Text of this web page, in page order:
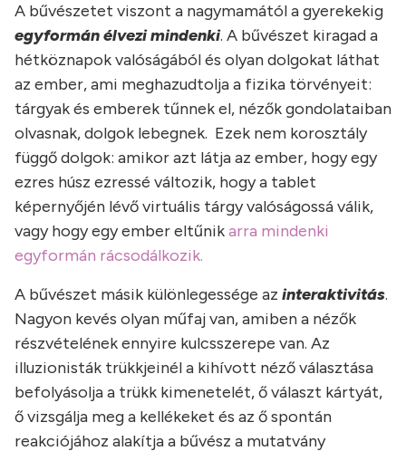
A bűvészetet viszont a nagymamától a gyerekekig
egyformán élvezi mindenki. A bűvészet kiragad a
hétköznapok valóságából és olyan dolgokat láthat
az ember, ami meghazudtolja a fizika törvényeit:
tárgyak és emberek tűnnek el, nézők gondolataiban
olvasnak, dolgok lebegnek. Ezek nem korosztály
függő dolgok: amikor azt látja az ember, hogy egy
ezres húsz ezressé változik, hogy a tablet
képernyőjén lévő virtuális tárgy valóságossá válik,
vagy hogy egy ember eltűnikarra mindenki
egyformán rácsodálkozik.
A bűvészet másik különlegessége az interaktivitás.
Nagyon kevés olyan műfaj van, amiben a nézők
részvételének ennyire kulcsszerepe van. Az
illuzionisták trükkjeinél a kihívott néző választása
befolyásolja a trükk kimenetelét, ő választ kártyát,
ő vizsgálja meg a kellékeket és az ő spontán
reakciójához alakítja a bűvész a mutatvány